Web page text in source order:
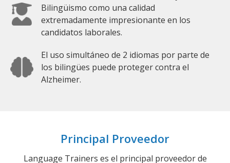
Bilingüismo como una calidad
extremadamente impresionante en los
candidatos laborales.
El uso simultáneo de 2 idiomas por parte de
los bilingües puede proteger contra el
Alzheimer.
Principal Proveedor
Language Trainers es el principal proveedor de